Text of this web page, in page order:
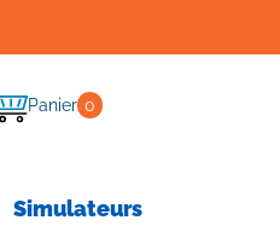
Panier 0
Simulateurs